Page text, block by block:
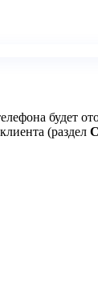
будет
(раздел